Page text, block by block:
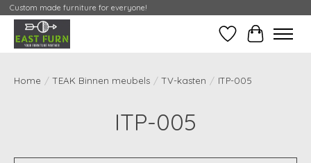
Custom made furniture for everyone!
Verlanglijst
Mijn
Home / TEAK Binnen meubels / TV-kasten / ITP-005
ITP-005